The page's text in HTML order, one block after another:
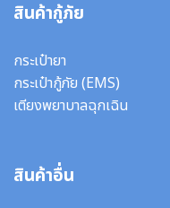
สินค้ากู้ภัย
กระเป๋ายา
กระเป๋ากู้ภัย (EMS)
เตียงพยาบาลฉุกเฉิน
สินค้าอื่น